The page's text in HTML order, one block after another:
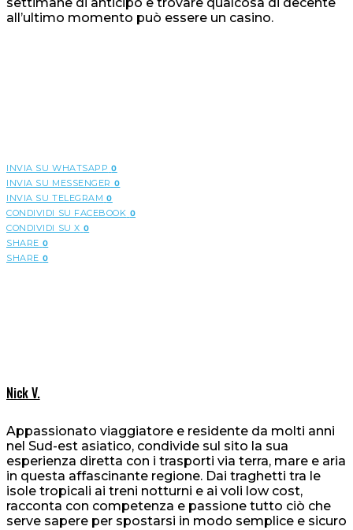
all’ultimo momento può essere un casino.
INVIA SU WHATSAPP 0
INVIA SU MESSENGER 0
INVIA SU TELEGRAM 0
CONDIVIDI SU FACEBOOK 0
CONDIVIDI SU X 0
SHARE 0
SHARE 0
Nick V.
Appassionato viaggiatore e residente da molti anni
nel Sud-est asiatico, condivide sul sito la sua
esperienza diretta con i trasporti via terra, mare e aria
in questa affascinante regione. Dai traghetti tra le
isole tropicali ai treni notturni e ai voli low cost,
racconta con competenza e passione tutto ciò che
serve sapere per spostarsi in modo semplice e sicuro